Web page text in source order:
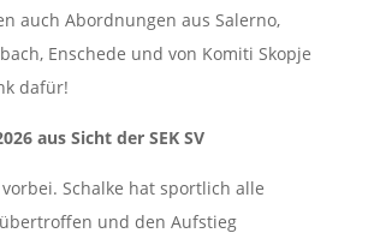
auch Abordnungen aus Salerno,
Enschede und von Komiti Skopje
dafür!
aus Sicht der SEK SV
Schalke hat sportlich alle
und den Aufstieg